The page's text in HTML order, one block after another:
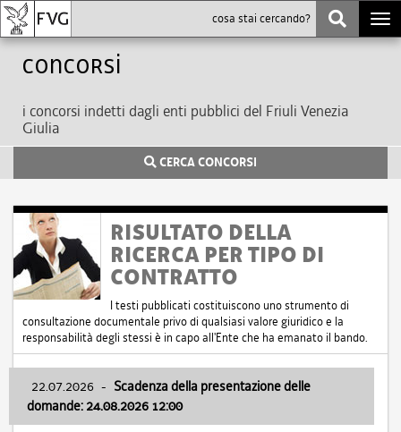
Concorsi
i concorsi indetti dagli enti pubblici del Friuli Venezia
Giulia
CERCA CONCORSI
RISULTATO DELLA
RICERCA PER TIPO DI
CONTRATTO
I testi pubblicati costituiscono uno strumento di
consultazione documentale privo di qualsiasi valore giuridico e la
responsabilità degli stessi è in capo all'Ente che ha emanato il bando.
22.07.2026 - Scadenza della presentazione delle
domande: 24.08.2026 12:00